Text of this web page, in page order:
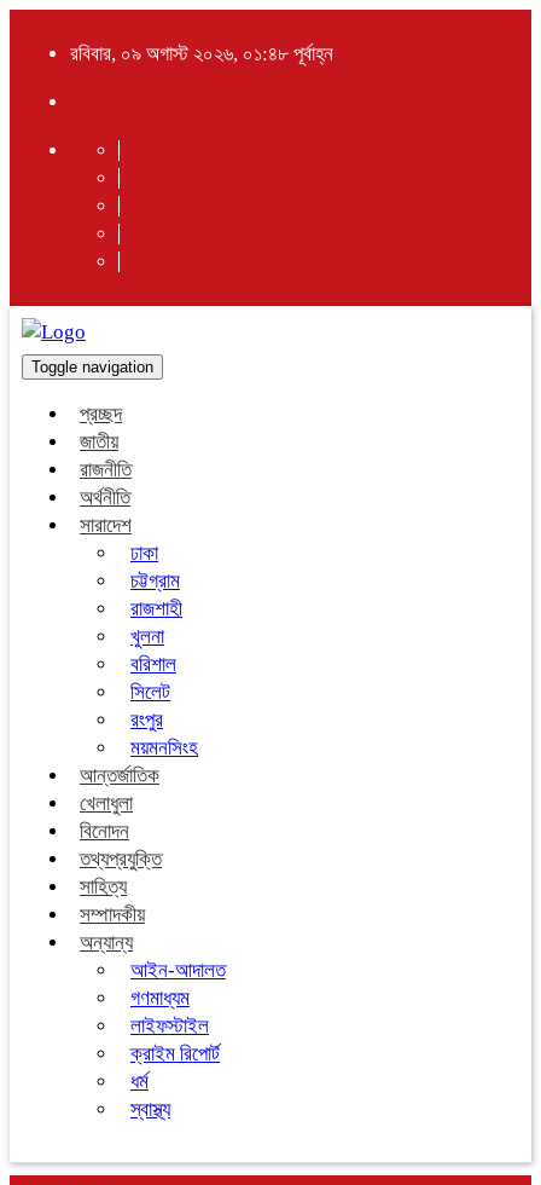
রবিবার, ০৯ অগাস্ট ২০২৬, ০১:৪৮ পূর্বাহ্ন
Toggle navigation
প্রচ্ছদ
জাতীয়
রাজনীতি
অর্থনীতি
সারাদেশ
ঢাকা
চট্টগ্রাম
রাজশাহী
খুলনা
বরিশাল
সিলেট
রংপুর
ময়মনসিংহ
আন্তর্জাতিক
খেলাধুলা
বিনোদন
তথ্যপ্রযুক্তি
সাহিত্য
সম্পাদকীয়
অন্যান্য
আইন-আদালত
গণমাধ্যম
লাইফস্টাইল
ক্রাইম রিপোর্ট
ধর্ম
স্বাস্থ্য